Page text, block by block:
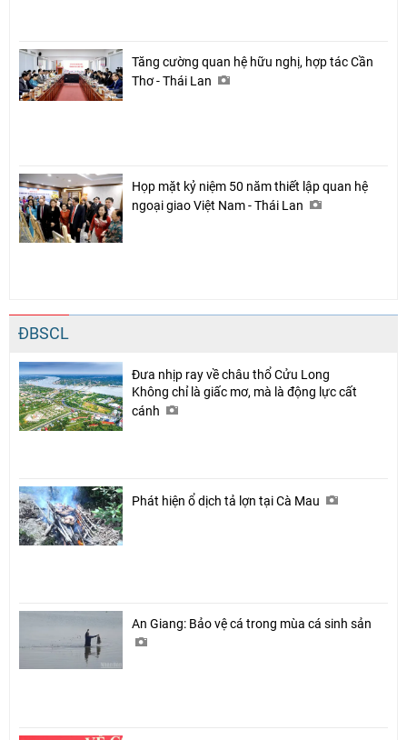
Tăng cường quan hệ hữu nghị, hợp tác Cần
Thơ - Thái Lan
Họp mặt kỷ niệm 50 năm thiết lập quan hệ
ngoại giao Việt Nam - Thái Lan
ĐBSCL
Đưa nhịp ray về châu thổ Cửu Long
Không chỉ là giấc mơ, mà là động lực cất
cánh
Phát hiện ổ dịch tả lợn tại Cà Mau
An Giang: Bảo vệ cá trong mùa cá sinh sản